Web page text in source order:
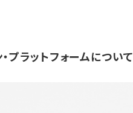
プラットフォームについて